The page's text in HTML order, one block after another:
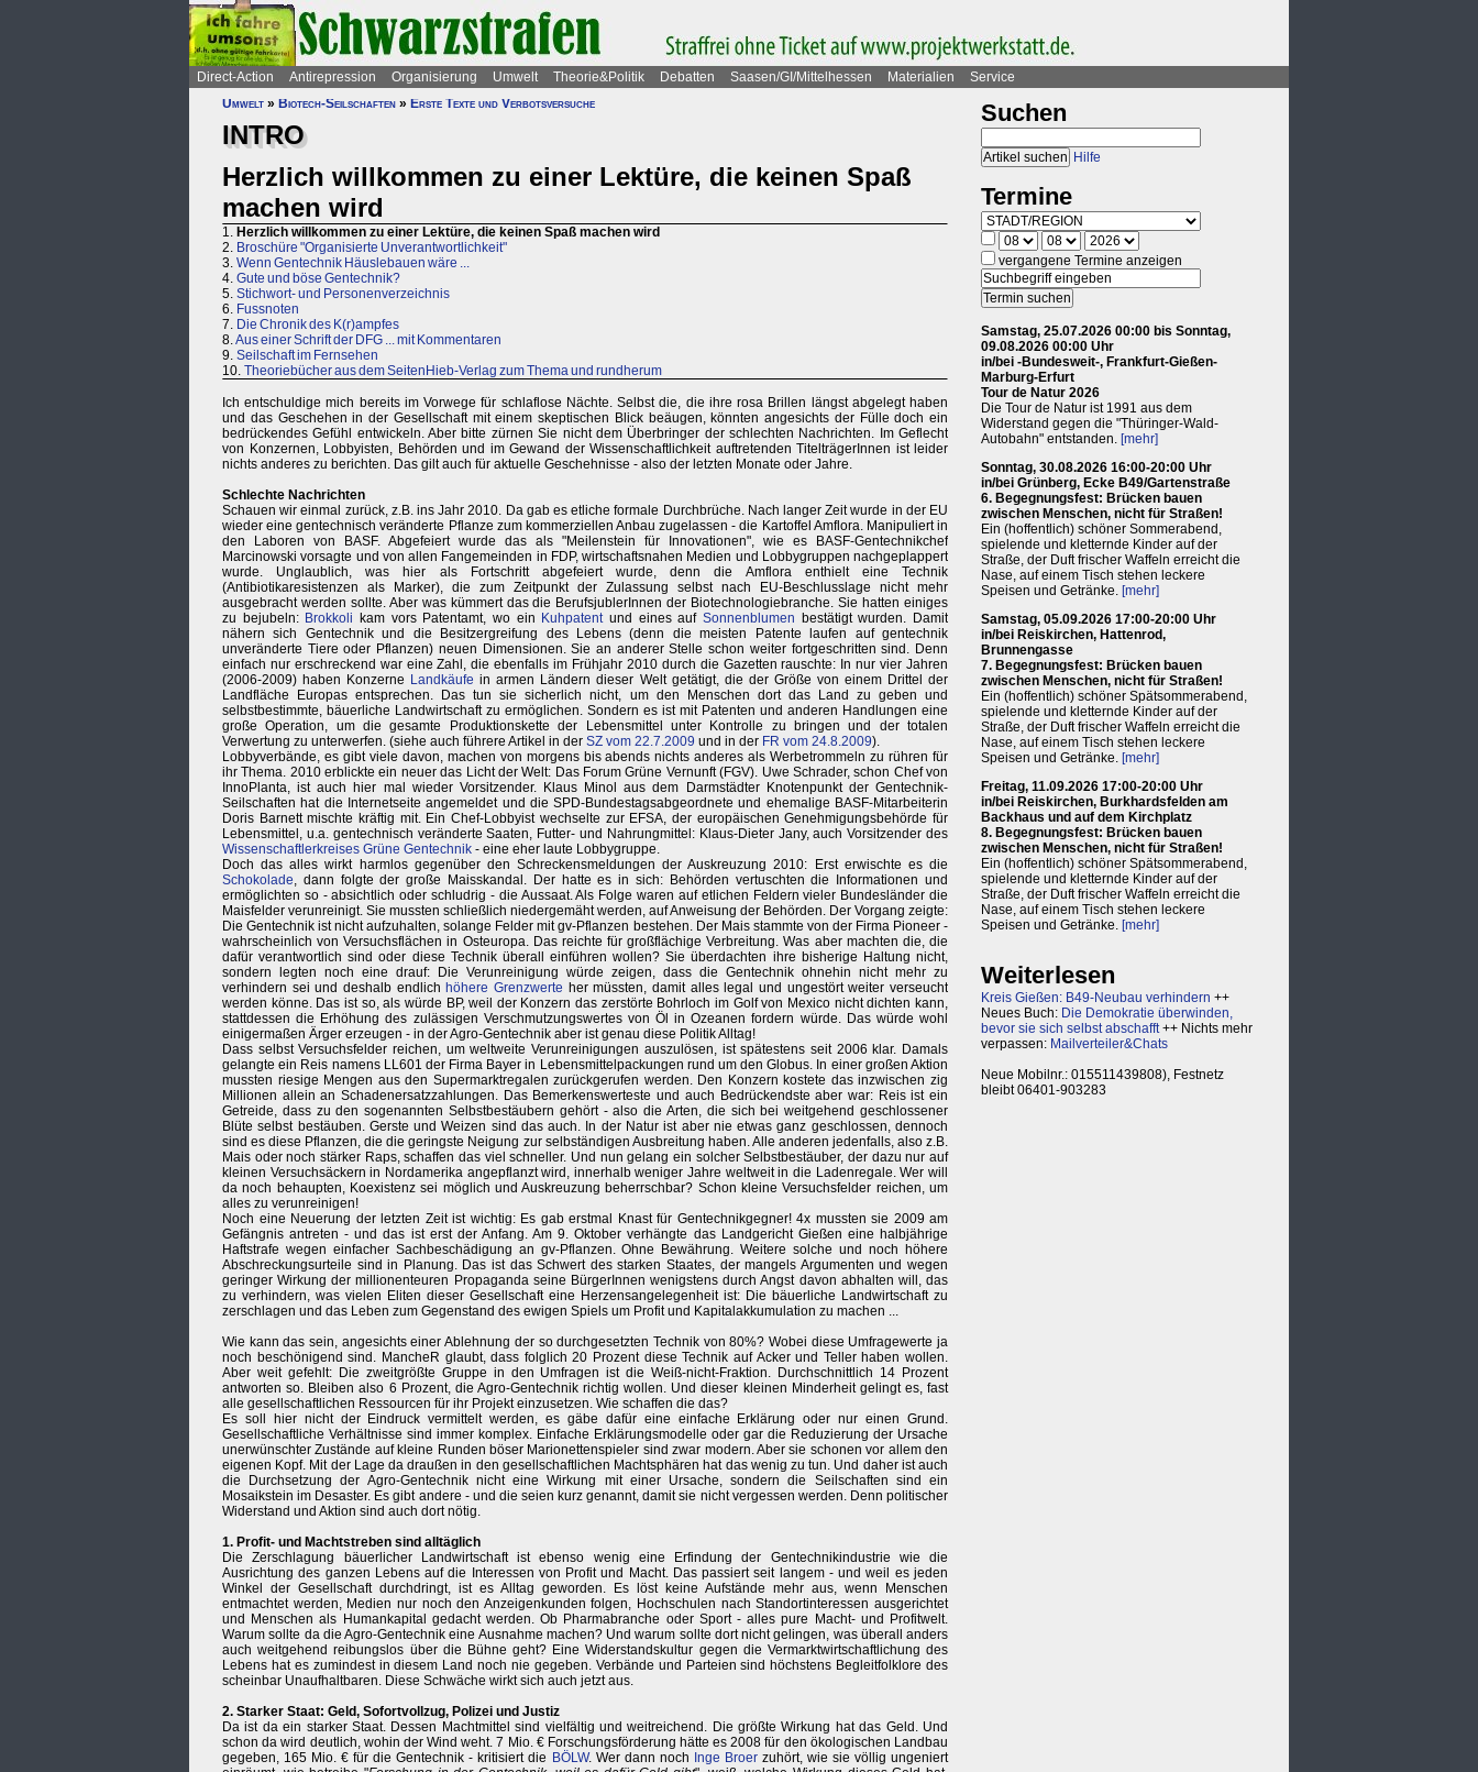
Direct-Action Antirepression Organisierung Umwelt Theorie&Politik Debatten Saasen/GI/Mittelhessen Materialien
Service
Umwelt » Biotech-Seilschaften » Erste Texte und Verbotsversuche
INTRO
Herzlich willkommen zu einer Lektüre, die keinen Spaß
machen wird
1. Herzlich willkommen zu einer Lektüre, die keinen Spaß machen wird
2. Broschüre "Organisierte Unverantwortlichkeit"
3. Wenn Gentechnik Häuslebauen wäre ...
4. Gute und böse Gentechnik?
5. Stichwort- und Personenverzeichnis
6. Fussnoten
7. Die Chronik des K(r)ampfes
8.Aus einer Schrift der DFG ... mit Kommentaren
9. Seilschaft im Fernsehen
10. Theoriebücher aus dem SeitenHieb-Verlag zum Thema und rundherum
Ich entschuldige mich bereits im Vorwege für schlaflose Nächte. Selbst die, die ihre rosa Brillen längst abgelegt haben
und das Geschehen in der Gesellschaft mit einem skeptischen Blick beäugen, könnten angesichts der Fülle doch ein
bedrückendes Gefühl entwickeln. Aber bitte zürnen Sie nicht dem Überbringer der schlechten Nachrichten. Im Geflecht
von Konzernen, Lobbyisten, Behörden und im Gewand der Wissenschaftlichkeit auftretenden TitelträgerInnen ist leider
nichts anderes zu berichten. Das gilt auch für aktuelle Geschehnisse - also der letzten Monate oder Jahre.
Schlechte Nachrichten
Schauen wir einmal zurück, z.B. ins Jahr 2010. Da gab es etliche formale Durchbrüche. Nach langer Zeit wurde in der EU
wieder eine gentechnisch veränderte Pflanze zum kommerziellen Anbau zugelassen - die Kartoffel Amflora. Manipuliert in
den Laboren von BASF. Abgefeiert wurde das als "Meilenstein für Innovationen", wie es BASF-Gentechnikchef
Marcinowski vorsagte und von allen Fangemeinden in FDP, wirtschaftsnahen Medien und Lobbygruppen nachgeplappert
wurde. Unglaublich, was hier als Fortschritt abgefeiert wurde, denn die Amflora enthielt eine Technik
(Antibiotikaresistenzen als Marker), die zum Zeitpunkt der Zulassung selbst nach EU-Beschlusslage nicht mehr
ausgebracht werden sollte. Aber was kümmert das die BerufsjublerInnen der Biotechnologiebranche. Sie hatten einiges
zu bejubeln: Brokkoli kam vors Patentamt, wo ein Kuhpatentund eines aufSonnenblumen bestätigt wurden. Damit
nähern sich Gentechnik und die Besitzergreifung des Lebens (denn die meisten Patente laufen auf gentechnik
unveränderte Tiere oder Pflanzen) neuen Dimensionen. Sie an anderer Stelle schon weiter fortgeschritten sind. Denn
einfach nur erschreckend war eine Zahl, die ebenfalls im Frühjahr 2010 durch die Gazetten rauschte: In nur vier Jahren
(2006-2009) haben Konzerne Landkäufe in armen Ländern dieser Welt getätigt, die der Größe von einem Drittel der
Landfläche Europas entsprechen. Das tun sie sicherlich nicht, um den Menschen dort das Land zu geben und
selbstbestimmte, bäuerliche Landwirtschaft zu ermöglichen. Sondern es ist mit Patenten und anderen Handlungen eine
große Operation, um die gesamte Produktionskette der Lebensmittel unter Kontrolle zu bringen und der totalen
Verwertung zu unterwerfen. (siehe auch führere Artikel in der SZ vom 22.7.2009 und in der FR vom 24.8.2009).
Lobbyverbände, es gibt viele davon, machen von morgens bis abends nichts anderes als Werbetrommeln zu rühren für
ihr Thema. 2010 erblickte ein neuer das Licht der Welt: Das Forum Grüne Vernunft (FGV). Uwe Schrader, schon Chef von
InnoPlanta, ist auch hier mal wieder Vorsitzender. Klaus Minol aus dem Darmstädter Knotenpunkt der Gentechnik-
Seilschaften hat die Internetseite angemeldet und die SPD-Bundestagsabgeordnete und ehemalige BASF-Mitarbeiterin
Doris Barnett mischte kräftig mit. Ein Chef-Lobbyist wechselte zur EFSA, der europäischen Genehmigungsbehörde für
Lebensmittel, u.a. gentechnisch veränderte Saaten, Futter- und Nahrungmittel: Klaus-Dieter Jany, auch Vorsitzender des
Wissenschaftlerkreises Grüne Gentechnik - eine eher laute Lobbygruppe.
Doch das alles wirkt harmlos gegenüber den Schreckensmeldungen der Auskreuzung 2010: Erst erwischte es die
Schokolade, dann folgte der große Maisskandal. Der hatte es in sich: Behörden vertuschten die Informationen und
ermöglichten so - absichtlich oder schludrig - die Aussaat. Als Folge waren auf etlichen Feldern vieler Bundesländer die
Maisfelder verunreinigt. Sie mussten schließlich niedergemäht werden, auf Anweisung der Behörden. Der Vorgang zeigte:
Die Gentechnik ist nicht aufzuhalten, solange Felder mit gv-Pflanzen bestehen. Der Mais stammte von der Firma Pioneer -
wahrscheinlich von Versuchsflächen in Osteuropa. Das reichte für großflächige Verbreitung. Was aber machten die, die
dafür verantwortlich sind oder diese Technik überall einführen wollen? Sie überdachten ihre bisherige Haltung nicht,
sondern legten noch eine drauf: Die Verunreinigung würde zeigen, dass die Gentechnik ohnehin nicht mehr zu
verhindern sei und deshalb endlich höhere Grenzwerte her müssten, damit alles legal und ungestört weiter verseucht
werden könne. Das ist so, als würde BP, weil der Konzern das zerstörte Bohrloch im Golf von Mexico nicht dichten kann,
stattdessen die Erhöhung des zulässigen Verschmutzungswertes von Öl in Ozeanen fordern würde. Das würde wohl
einigermaßen Ärger erzeugen - in der Agro-Gentechnik aber ist genau diese Politik Alltag!
Dass selbst Versuchsfelder reichen, um weltweite Verunreinigungen auszulösen, ist spätestens seit 2006 klar. Damals
gelangte ein Reis namens LL601 der Firma Bayer in Lebensmittelpackungen rund um den Globus. In einer großen Aktion
mussten riesige Mengen aus den Supermarktregalen zurückgerufen werden. Den Konzern kostete das inzwischen zig
Millionen allein an Schadenersatzzahlungen. Das Bemerkenswerteste und auch Bedrückendste aber war: Reis ist ein
Getreide, dass zu den sogenannten Selbstbestäubern gehört - also die Arten, die sich bei weitgehend geschlossener
Blüte selbst bestäuben. Gerste und Weizen sind das auch. In der Natur ist aber nie etwas ganz geschlossen, dennoch
sind es diese Pflanzen, die die geringste Neigung zur selbständigen Ausbreitung haben. Alle anderen jedenfalls, also z.B.
Mais oder noch stärker Raps, schaffen das viel schneller. Und nun gelang ein solcher Selbstbestäuber, der dazu nur auf
kleinen Versuchsäckern in Nordamerika angepflanzt wird, innerhalb weniger Jahre weltweit in die Ladenregale. Wer will
da noch behaupten, Koexistenz sei möglich und Auskreuzung beherrschbar? Schon kleine Versuchsfelder reichen, um
alles zu verunreinigen!
Noch eine Neuerung der letzten Zeit ist wichtig: Es gab erstmal Knast für Gentechnikgegner! 4x mussten sie 2009 am
Gefängnis antreten - und das ist erst der Anfang. Am 9. Oktober verhängte das Landgericht Gießen eine halbjährige
Haftstrafe wegen einfacher Sachbeschädigung an gv-Pflanzen. Ohne Bewährung. Weitere solche und noch höhere
Abschreckungsurteile sind in Planung. Das ist das Schwert des starken Staates, der mangels Argumenten und wegen
geringer Wirkung der millionenteuren Propaganda seine BürgerInnen wenigstens durch Angst davon abhalten will, das
zu verhindern, was vielen Eliten dieser Gesellschaft eine Herzensangelegenheit ist: Die bäuerliche Landwirtschaft zu
zerschlagen und das Leben zum Gegenstand des ewigen Spiels um Profit und Kapitalakkumulation zu machen ...
Wie kann das sein, angesichts einer Ablehnung der so durchgesetzten Technik von 80%? Wobei diese Umfragewerte ja
noch beschönigend sind. MancheR glaubt, dass folglich 20 Prozent diese Technik auf Acker und Teller haben wollen.
Aber weit gefehlt: Die zweitgrößte Gruppe in den Umfragen ist die Weiß-nicht-Fraktion. Durchschnittlich 14 Prozent
antworten so. Bleiben also 6 Prozent, die Agro-Gentechnik richtig wollen. Und dieser kleinen Minderheit gelingt es, fast
alle gesellschaftlichen Ressourcen für ihr Projekt einzusetzen. Wie schaffen die das?
Es soll hier nicht der Eindruck vermittelt werden, es gäbe dafür eine einfache Erklärung oder nur einen Grund.
Gesellschaftliche Verhältnisse sind immer komplex. Einfache Erklärungsmodelle oder gar die Reduzierung der Ursache
unerwünschter Zustände auf kleine Runden böser Marionettenspieler sind zwar modern. Aber sie schonen vor allem den
eigenen Kopf. Mit der Lage da draußen in den gesellschaftlichen Machtsphären hat das wenig zu tun. Und daher ist auch
die Durchsetzung der Agro-Gentechnik nicht eine Wirkung mit einer Ursache, sondern die Seilschaften sind ein
Mosaikstein im Desaster. Es gibt andere - und die seien kurz genannt, damit sie nicht vergessen werden. Denn politischer
Widerstand und Aktion sind auch dort nötig.
1. Profit- und Machtstreben sind alltäglich
Die Zerschlagung bäuerlicher Landwirtschaft ist ebenso wenig eine Erfindung der Gentechnikindustrie wie die
Ausrichtung des ganzen Lebens auf die Interessen von Profit und Macht. Das passiert seit langem - und weil es jeden
Winkel der Gesellschaft durchdringt, ist es Alltag geworden. Es löst keine Aufstände mehr aus, wenn Menschen
entmachtet werden, Medien nur noch den Anzeigenkunden folgen, Hochschulen nach Standortinteressen ausgerichtet
und Menschen als Humankapital gedacht werden. Ob Pharmabranche oder Sport - alles pure Macht- und Profitwelt.
Warum sollte da die Agro-Gentechnik eine Ausnahme machen? Und warum sollte dort nicht gelingen, was überall anders
auch weitgehend reibungslos über die Bühne geht? Eine Widerstandskultur gegen die Vermarktwirtschaftlichung des
Lebens hat es zumindest in diesem Land noch nie gegeben. Verbände und Parteien sind höchstens Begleitfolklore des
scheinbar Unaufhaltbaren. Diese Schwäche wirkt sich auch jetzt aus.
2. Starker Staat: Geld, Sofortvollzug, Polizei und Justiz
Da ist da ein starker Staat. Dessen Machtmittel sind vielfältig und weitreichend. Die größte Wirkung hat das Geld. Und
schon da wird deutlich, wohin der Wind weht. 7 Mio. € Forschungsförderung hätte es 2008 für den ökologischen Landbau
gegeben, 165 Mio. € für die Gentechnik - kritisiert die BÖLW. Wer dann noch Inge Broerzuhört, wie sie völlig ungeniert
Suchen
Hilfe
Termine
vergangene Termine anzeigen
Samstag, 25.07.2026 00:00 bis Sonntag,
09.08.2026 00:00 Uhr
in/bei -Bundesweit-, Frankfurt-Gießen-
Marburg-Erfurt
Tour de Natur 2026
Die Tour de Natur ist 1991 aus dem
Widerstand gegen die "Thüringer-Wald-
Autobahn" entstanden. [mehr]
Sonntag, 30.08.2026 16:00-20:00 Uhr
in/bei Grünberg, Ecke B49/Gartenstraße
6. Begegnungsfest: Brücken bauen
zwischen Menschen, nicht für Straßen!
Ein (hoffentlich) schöner Sommerabend,
spielende und kletternde Kinder auf der
Straße, der Duft frischer Waffeln erreicht die
Nase, auf einem Tisch stehen leckere
Speisen und Getränke. [mehr]
Samstag, 05.09.2026 17:00-20:00 Uhr
in/bei Reiskirchen, Hattenrod,
Brunnengasse
7. Begegnungsfest: Brücken bauen
zwischen Menschen, nicht für Straßen!
Ein (hoffentlich) schöner Spätsommerabend,
spielende und kletternde Kinder auf der
Straße, der Duft frischer Waffeln erreicht die
Nase, auf einem Tisch stehen leckere
Speisen und Getränke. [mehr]
Freitag, 11.09.2026 17:00-20:00 Uhr
in/bei Reiskirchen, Burkhardsfelden am
Backhaus und auf dem Kirchplatz
8. Begegnungsfest: Brücken bauen
zwischen Menschen, nicht für Straßen!
Ein (hoffentlich) schöner Spätsommerabend,
spielende und kletternde Kinder auf der
Straße, der Duft frischer Waffeln erreicht die
Nase, auf einem Tisch stehen leckere
Speisen und Getränke. [mehr]
Weiterlesen
Kreis Gießen: B49-Neubau verhindern ++
Neues Buch: Die Demokratie überwinden,
bevor sie sich selbst abschafft++ Nichts mehr
verpassen: Mailverteiler&Chats
Neue Mobilnr.: 015511439808), Festnetz
bleibt 06401-903283